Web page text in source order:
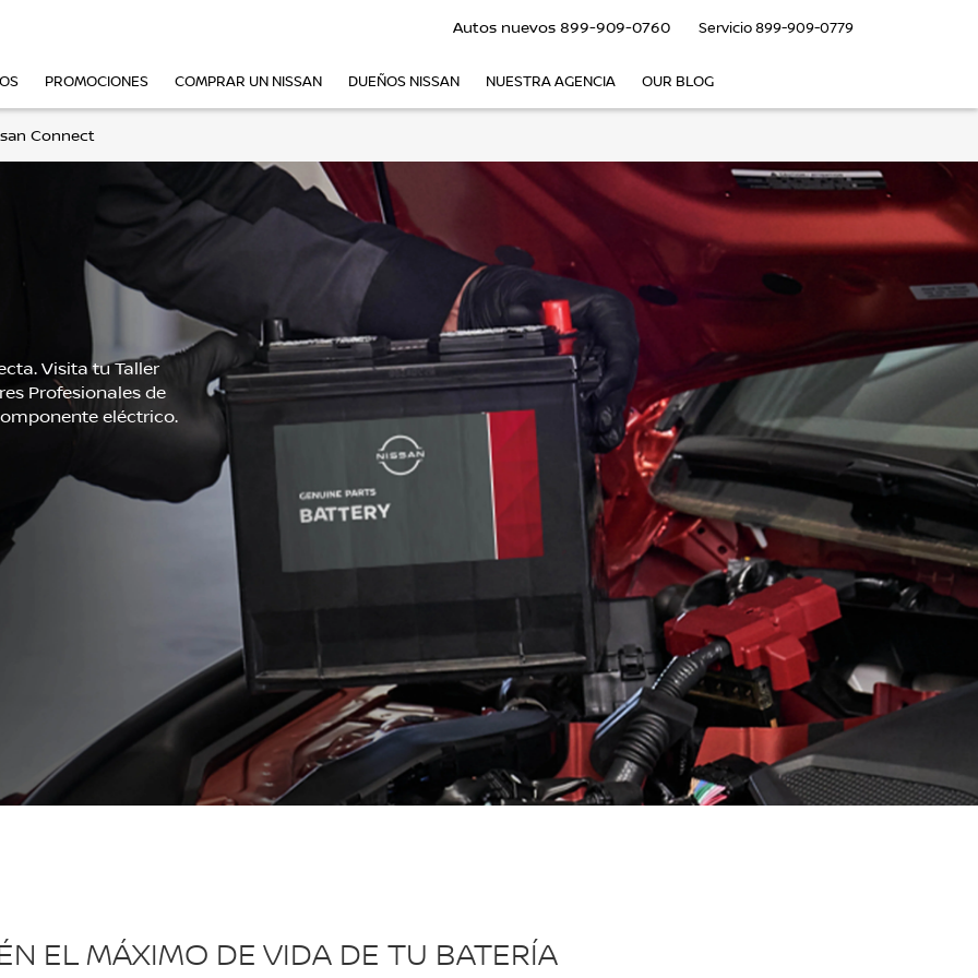
Autos nuevos 899-909-0760 Servicio899-909-0779
PROMOCIONES COMPRAR UN NISSAN DUEÑOS NISSAN NUESTRA AGENCIA OUR BLOG
Connect
Visita tu Taller
Profesionales de
eléctrico.
EL MÁXIMO DE VIDA DE TU BATERÍA